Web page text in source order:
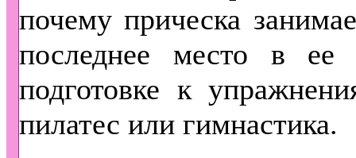
почему прическа
последнее место в
подготовке к
пилатес или гимнастика.